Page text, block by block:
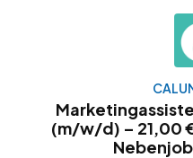
(m/w/d) – 21,00